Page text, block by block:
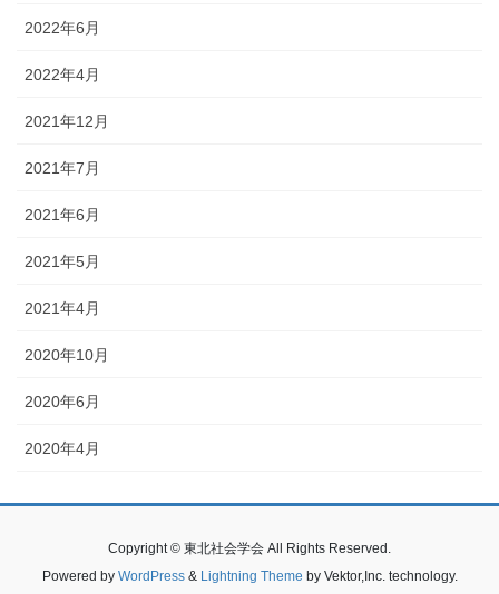
2022年6月
2022年4月
2021年12月
2021年7月
2021年6月
2021年5月
2021年4月
2020年10月
2020年6月
2020年4月
Copyright © 東北社会学会 All Rights Reserved.
Powered by WordPress& Lightning Theme by Vektor,Inc. technology.